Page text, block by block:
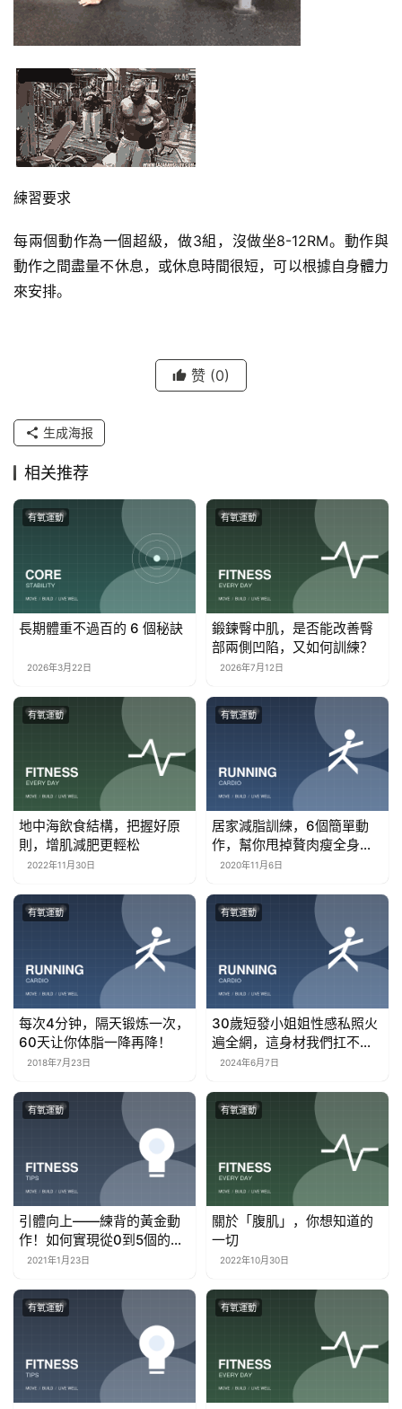
練習要求
每兩個動作為一個超級，做3組，沒做坐8-12RM。動作與
動作之間盡量不休息，或休息時間很短，可以根據自身體力
來安排。
赞 (0)
生成海报
相关推荐
有氧運動
長期體重不過百的 6 個秘訣
2026年3月22日
有氧運動
鍛鍊臀中肌，是否能改善臀
部兩側凹陷，又如何訓練？
2026年7月12日
有氧運動
地中海飲食結構，把握好原
則，增肌減肥更輕松
2022年11月30日
有氧運動
居家減脂訓練，6個簡單動
作，幫你甩掉贅肉瘦全身，
還越練越年輕
2020年11月6日
有氧運動
每次4分钟，隔天锻炼一次，
60天让你体脂一降再降！
2018年7月23日
有氧運動
30歲短發小姐姐性感私照火
遍全網，這身材我們扛不住
啊2024年6月7日
有氧運動
引體向上——練背的黃金動
作！如何實現從0到5個的突
破？
2021年1月23日
有氧運動
關於「腹肌」，你想知道的
一切
2022年10月30日
有氧運動 有氧運動